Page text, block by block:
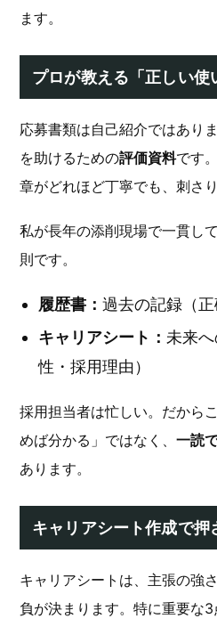
ます。
プロが教える「正しい使
応募書類は自己紹介ではあり
を助けるための評価資料です
章がどれほど丁寧でも、刺さり
私が長年の添削現場で一貫し
則です。
履歴書： 過去の記録（正
キャリアシート： 未来
性・採用理由）
採用担当者は忙しい。だから
めば分かる」ではなく、 一読
あります。
キャリアシート作成で
キャリアシートは、主張の強
負が決まります。特に重要な3